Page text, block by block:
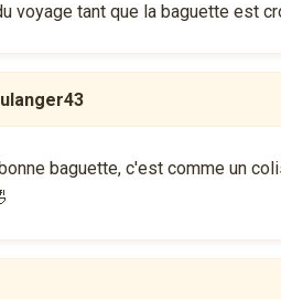
voyage tant que la baguette est
baguette, c'est comme un